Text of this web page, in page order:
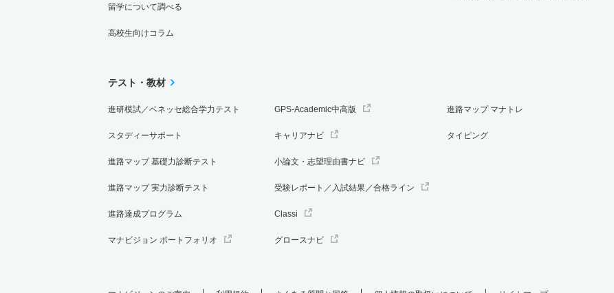
留学について調べる
高校生向けコラム
テスト・教材
進研模試／ベネッセ総合学力テスト
スタディーサポート
進路マップ 基礎力診断テスト
進路マップ 実力診断テスト
進路達成プログラム
マナビジョン ポートフォリオ
GPS-Academic中高版
キャリアナビ
小論文・志望理由書ナビ
受験レポート／入試結果／合格ライン
Classi
グロースナビ
進路マップ マナトレ
タイピング